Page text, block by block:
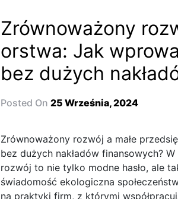
Zrównoważony
orstwa: Jak
bez dużych
Posted On 25 Września, 2024
Zrównoważony rozwój a małe
bez dużych nakładów finansowych?
rozwój to nie tylko modne hasło, ale
świadomość ekologiczna
na praktyki firm, z którymi